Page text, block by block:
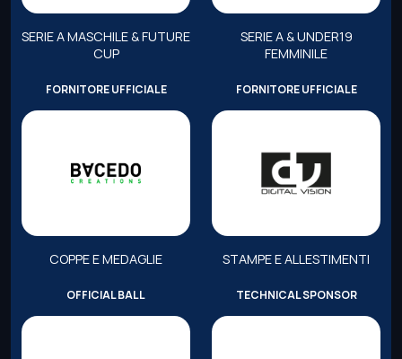
SERIE A MASCHILE & FUTURE
CUP
SERIE A & UNDER19
FEMMINILE
FORNITORE UFFICIALE
COPPE E MEDAGLIE
FORNITORE UFFICIALE
STAMPE E ALLESTIMENTI
OFFICIAL BALL TECHNICAL SPONSOR